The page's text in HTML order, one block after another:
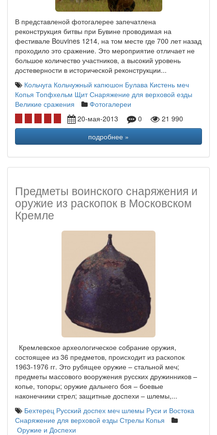
В представленой фотогалерее запечатлена
реконструкция битвы при Бувине проводимая на
фестивале Bouvines 1214, на том месте где 700 лет назад
проходило это сражение. Это мероприятие отличает не
большое количество участников, а высокий уровень
достеверности в исторической реконструкции...
Кольчуга Кольчужный капюшон Булава Кистень меч
Копья Топфхельм Щит Снаряжение для верховой езды
Великие сражения
Фотогалереи
20-мая-2013
0
21 990
подробнее »
Предметы воинского снаряжения и
оружие из раскопок в Московском
Кремле
Кремлевское археологическое собрание оружия,
состоящее из 36 предметов, происходит из раскопок
1963-1976 гг. Это рубящее оружие – стальной меч;
предметы массового вооружения русских дружинников –
копье, топоры; оружие дальнего боя – боевые
наконечники стрел; защитные доспехи – шлемы,...
Бехтерец Русский доспех меч шлемы Руси и Востока
Снаряжение для верховой езды Стрелы Копья
Оружие и Доспехи